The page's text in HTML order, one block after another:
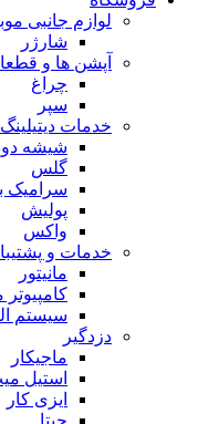
لوازم جانبی
شارژر
آپشن ها و
چراغ
سپر
خدمات
شیشه
گلس
سرامیک
پولیش
واکس
خدمات و
مانیتور
سیستم
دزدگیر
ماجیکار
استیل
ایزی کار
چیتا